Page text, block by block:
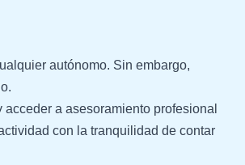
autónomo. Sin embargo,
a asesoramiento profesional
con la tranquilidad de contar